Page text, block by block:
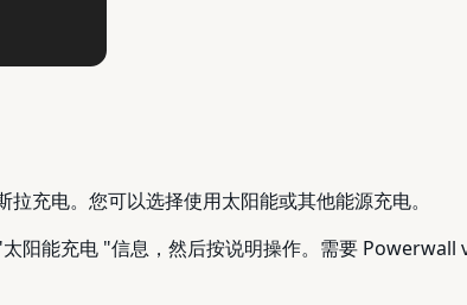
充电。您可以选择使用太阳能或其他能源充电。
阳能充电 "信息，然后按说明操作。需要 Powerwall